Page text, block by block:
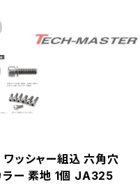
ッシャー組込 六角穴
ラー 素地 1個 JA325